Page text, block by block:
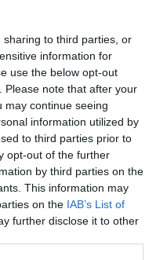
to third parties, or
information for
use the below opt-out
Please note that after your
may continue seeing
information utilized by
to third parties prior to
opt-out of the further
by third parties on the
This information may
on the IAB’s List of
further disclose it to other
sobre la mesa del
compromisos que el
"Este era un
de que
Y lo hemos hecho",
de los trabajos,
"ha dado sus
en completar el